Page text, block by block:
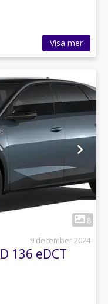
Visa mer
8
9 december 2024
136 eDCT